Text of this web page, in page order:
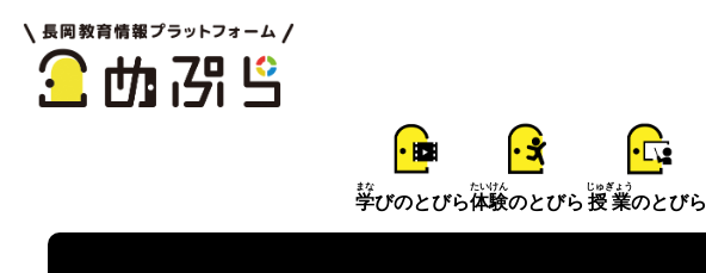
学
まな
びのとびら体験
たいけん
のとびら 授業
じゅぎょう
のとびら